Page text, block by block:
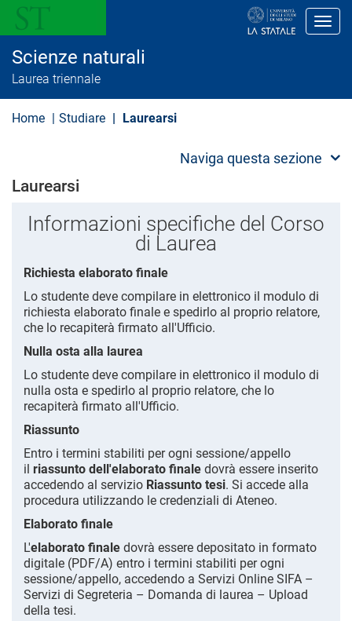
l
c
Scienze naturali
Laurea triennale
Home Studiare Laurearsi
Naviga questa sezione
Laurearsi
Informazioni specifiche del Corso
di Laurea
Richiesta elaborato finale
Lo studente deve compilare in elettronico il modulo di
richiesta elaborato finale e spedirlo al proprio relatore,
che lo recapiterà firmato all'Ufficio.
Nulla osta alla laurea
Lo studente deve compilare in elettronico il modulo di
nulla osta e spedirlo al proprio relatore, che lo
recapiterà firmato all'Ufficio.
Riassunto
Entro i termini stabiliti per ogni sessione/appello
il riassunto dell'elaborato finale dovrà essere inserito
accedendo al servizio Riassunto tesi. Si accede alla
procedura utilizzando le credenziali di Ateneo.
Elaborato finale
L'elaborato finale dovrà essere depositato in formato
digitale (PDF/A) entro i termini stabiliti per ogni
sessione/appello, accedendo a Servizi Online SIFA –
Servizi di Segreteria – Domanda di laurea – Upload
della tesi.